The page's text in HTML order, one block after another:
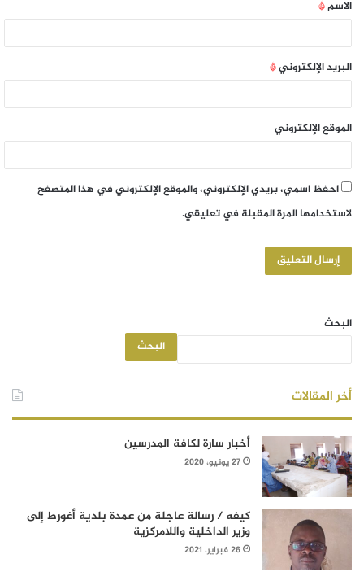
الاسم*
البريد الإلكتروني*
الموقع الإلكتروني
احفظ اسمي، بريدي الإلكتروني، والموقع الإلكتروني في هذا المتصفح
لاستخدامها المرة المقبلة في تعليقي.
البحث
البحث
أخر المقالات
أخبار سارة لكافة المدرسين
27 يونيو، 2020
كيفه / رسالة عاجلة من عمدة بلدية أغورط إلى
وزير الداخلية واللامركزية
26 فبراير، 2021